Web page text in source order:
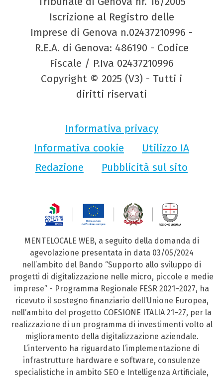
Iscrizione al Registro delle
Imprese di Genova n.02437210996 -
R.E.A. di Genova: 486190 - Codice
Fiscale / P.Iva 02437210996
Copyright © 2025 (V3) - Tutti i
diritti riservati
Informativa privacy
Informativa cookie
Utilizzo IA
Redazione
Pubblicità sul sito
MENTELOCALE WEB, a seguito della domanda di
agevolazione presentata in data 03/05/2024
nell’ambito del Bando “Supporto allo sviluppo di
progetti di digitalizzazione nelle micro, piccole e medie
imprese” - Programma Regionale FESR 2021–2027, ha
ricevuto il sostegno finanziario dell’Unione Europea,
nell’ambito del progetto COESIONE ITALIA 21–27, per la
realizzazione di un programma di investimenti volto al
miglioramento della digitalizzazione aziendale.
L’intervento ha riguardato l’implementazione di
infrastrutture hardware e software, consulenze
specialistiche in ambito SEO e Intelligenza Artificiale,